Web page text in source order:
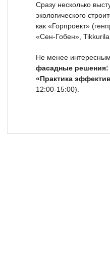
Сразу несколько
экологического
как «Горпроект»
«Сен-Гобен»,
Не менее
фасадные решения:
«Практика
12:00-15:00).